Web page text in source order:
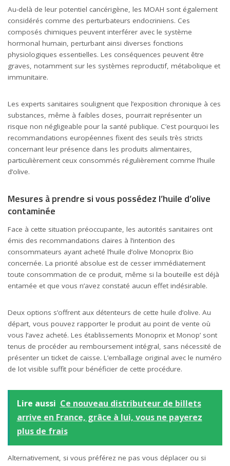
Au-delà de leur potentiel cancérigène, les MOAH sont également
considérés comme des perturbateurs endocriniens. Ces
composés chimiques peuvent interférer avec le système
hormonal humain, perturbant ainsi diverses fonctions
physiologiques essentielles. Les conséquences peuvent être
graves, notamment sur les systèmes reproductif, métabolique et
immunitaire.
Les experts sanitaires soulignent que l’exposition chronique à ces
substances, même à faibles doses, pourrait représenter un
risque non négligeable pour la santé publique. C’est pourquoi les
recommandations européennes fixent des seuils très stricts
concernant leur présence dans les produits alimentaires,
particulièrement ceux consommés régulièrement comme l’huile
d’olive.
Mesures à prendre si vous possédez l’huile d’olive
contaminée
Face à cette situation préoccupante, les autorités sanitaires ont
émis des recommandations claires à l’intention des
consommateurs ayant acheté l’huile d’olive Monoprix Bio
concernée. La priorité absolue est de cesser immédiatement
toute consommation de ce produit, même si la bouteille est déjà
entamée et que vous n’avez constaté aucun effet indésirable.
Deux options s’offrent aux détenteurs de cette huile d’olive. Au
départ, vous pouvez rapporter le produit au point de vente où
vous l’avez acheté. Les établissements Monoprix et Monop’ sont
tenus de procéder au remboursement intégral, sans nécessité de
présenter un ticket de caisse. L’emballage original avec le numéro
de lot visible suffit pour bénéficier de cette procédure.
Lire aussi Ce nouveau distributeur de billets
arrive en France, grâce à lui, vous ne payerez
plus de frais
Alternativement, si vous préférez ne pas vous déplacer ou si